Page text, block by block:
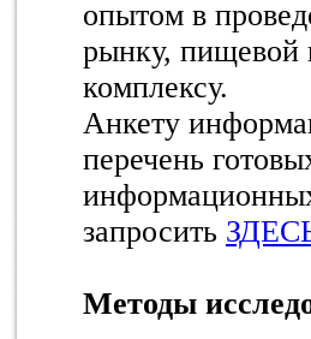
опытом в
рынку,
комплексу.
Анкету
перечень
запросить
Методы